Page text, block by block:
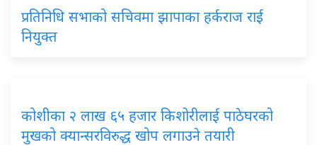
प्रतिनिधि सभाको सचिवमा झापाका हर्कराज राई
नियुक्त
कोशीका २ लाख ६५ हजार किशोरीलाई पाठेघरको
मुखको क्यान्सरविरुद्ध खोप लगाउने तयारी